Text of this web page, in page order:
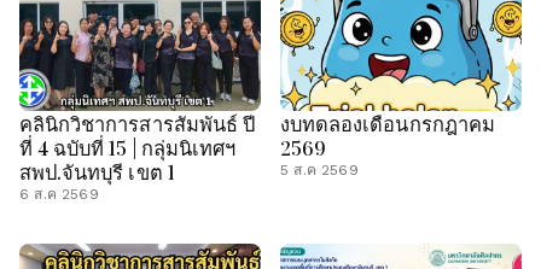
คลินิกวิชาการสารสัมพันธ์ ปี
ที่ 4 ฉบับที่ 15 | กลุ่มนิเทศฯ
สพป.จันทบุรี เขต 1
6 ส.ค 2569
งบทดลองเดือนกรกฎาคม
2569
5 ส.ค 2569